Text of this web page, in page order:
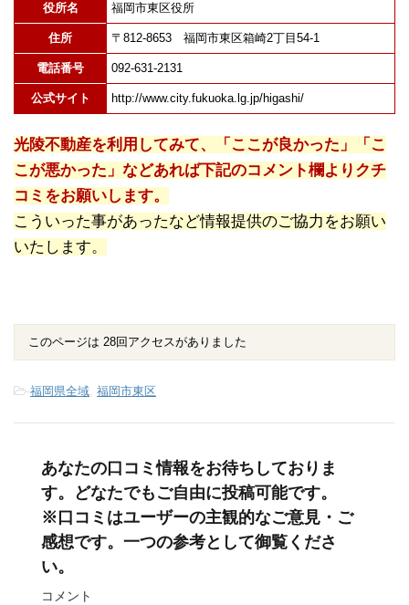
役所名 福岡市東区役所
住所 〒812-8653 福岡市東区箱崎2丁目54-1
電話番号 092-631-2131
公式サイト http://www.city.fukuoka.lg.jp/higashi/
光陵不動産を利用してみて、「ここが良かった」「こ
こが悪かった」などあれば下記のコメント欄よりクチ
コミをお願いします。
こういった事があったなど情報提供のご協力をお願い
いたします。
このページは 28回アクセスがありました
-福岡県全域, 福岡市東区
あなたの口コミ情報をお待ちしておりま
す。どなたでもご自由に投稿可能です。
※口コミはユーザーの主観的なご意見・ご
感想です。一つの参考として御覧くださ
い。
コメント